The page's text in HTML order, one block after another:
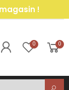
!
0 0